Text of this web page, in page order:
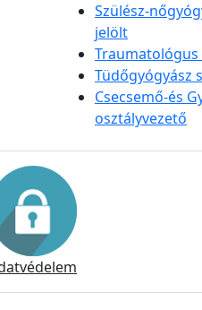
Szülész-
jelölt
Tüdőgyógyász
Csecsemő-és
osztályvezető